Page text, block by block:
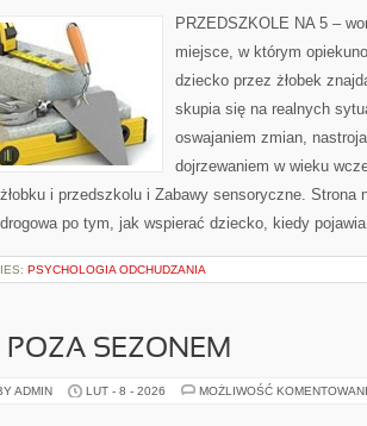
PRZEDSZKOLE NA 5 –
miejsce, w którym
dziecko przez żłobek
skupia się na realnych
oswajaniem zmian,
dojrzewaniem w wieku
i przedszkolu i Zabawy sensoryczne. Strona
po tym, jak wspierać dziecko, kiedy
PSYCHOLOGIA ODCHUDZANIA
POZA SEZONEM
ADMIN LUT - 8 - 2026 MOŻLIWOŚĆ